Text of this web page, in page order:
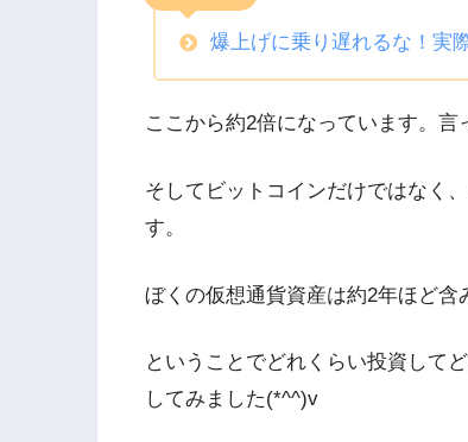
爆上げに乗り遅れるな！実
ここから約2倍になっています。
そしてビットコインだけではなく
す。
ぼくの仮想通貨資産は約2年ほど含
ということでどれくらい投資して
してみました(*^^)v